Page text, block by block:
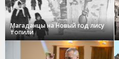
Магаданцы на Новый год лису
топили